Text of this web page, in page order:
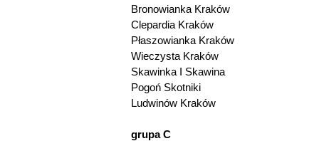
Bronowianka Kraków
Clepardia Kraków
Płaszowianka Kraków
Wieczysta Kraków
Skawinka I Skawina
Pogoń Skotniki
Ludwinów Kraków
grupa C